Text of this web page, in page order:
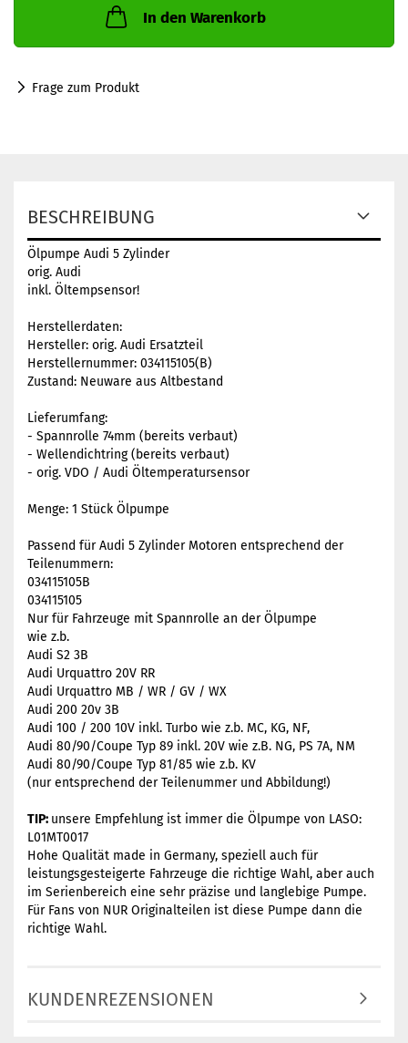
In den Warenkorb
Frage zum Produkt
BESCHREIBUNG
Ölpumpe Audi 5 Zylinder
orig. Audi
inkl. Öltempsensor!
Herstellerdaten:
Hersteller: orig. Audi Ersatzteil
Herstellernummer: 034115105(B)
Zustand: Neuware aus Altbestand
Lieferumfang:
- Spannrolle 74mm (bereits verbaut)
- Wellendichtring (bereits verbaut)
- orig. VDO / Audi Öltemperatursensor
Menge: 1 Stück Ölpumpe
Passend für Audi 5 Zylinder Motoren entsprechend der
Teilenummern:
034115105B
034115105
Nur für Fahrzeuge mit Spannrolle an der Ölpumpe
wie z.b.
Audi S2 3B
Audi Urquattro 20V RR
Audi Urquattro MB / WR / GV / WX
Audi 200 20v 3B
Audi 100 / 200 10V inkl. Turbo wie z.b. MC, KG, NF,
Audi 80/90/Coupe Typ 89 inkl. 20V wie z.B. NG, PS 7A, NM
Audi 80/90/Coupe Typ 81/85 wie z.b. KV
(nur entsprechend der Teilenummer und Abbildung!)
TIP: unsere Empfehlung ist immer die Ölpumpe von LASO:
L01MT0017
Hohe Qualität made in Germany, speziell auch für
leistungsgesteigerte Fahrzeuge die richtige Wahl, aber auch
im Serienbereich eine sehr präzise und langlebige Pumpe.
Für Fans von NUR Originalteilen ist diese Pumpe dann die
richtige Wahl.
KUNDENREZENSIONEN